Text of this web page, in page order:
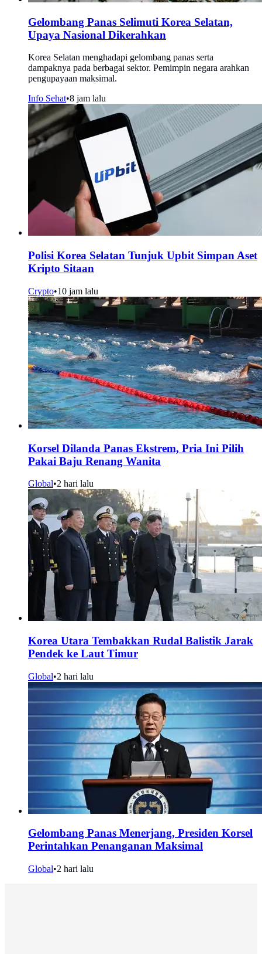
Gelombang Panas Selimuti Korea Selatan,
Upaya Nasional Dikerahkan
Korea Selatan menghadapi gelombang panas serta
dampaknya pada berbagai sektor. Pemimpin negara arahkan
pengupayaan maksimal.
Info Sehat•8 jam lalu
Polisi Korea Selatan Tunjuk Upbit Simpan Aset
Kripto Sitaan
Crypto•10 jam lalu
Korsel Dilanda Panas Ekstrem, Pria Ini Pilih
Pakai Baju Renang Wanita
Global•2 hari lalu
Korea Utara Tembakkan Rudal Balistik Jarak
Pendek ke Laut Timur
Global•2 hari lalu
Gelombang Panas Menerjang, Presiden Korsel
Perintahkan Penanganan Maksimal
Global•2 hari lalu